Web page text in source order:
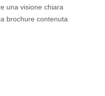
una visione chiara
brochure contenuta